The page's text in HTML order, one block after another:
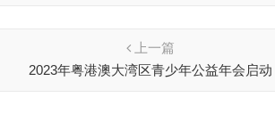
上一篇
2023年粤港澳大湾区青少年公益年会启动